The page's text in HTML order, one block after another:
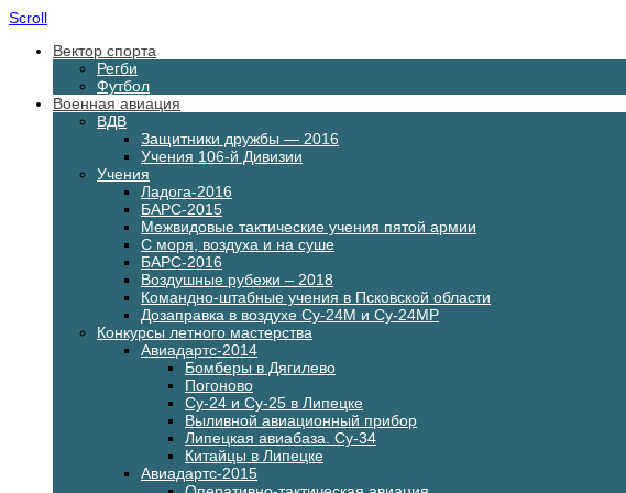
Scroll
Вектор спорта
Регби
Футбол
Военная авиация
ВДВ
Защитники дружбы — 2016
Учения 106-й Дивизии
Учения
Ладога-2016
БАРС-2015
Межвидовые тактические учения пятой армии
С моря, воздуха и на суше
БАРС-2016
Воздушные рубежи – 2018
Командно-штабные учения в Псковской области
Дозаправка в воздухе Су-24М и Су-24МР
Конкурсы летного мастерства
Авиадартс-2014
Бомберы в Дягилево
Погоново
Су-24 и Су-25 в Липецке
Выливной авиационный прибор
Липецкая авиабаза. Су-34
Китайцы в Липецке
Авиадартс-2015